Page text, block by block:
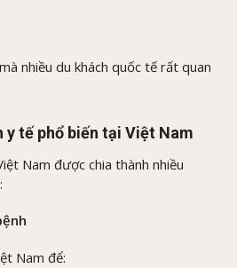
nhiều du khách quốc tế rất quan
y tế phổ biến tại Việt Nam
Nam được chia thành nhiều
Nam để: